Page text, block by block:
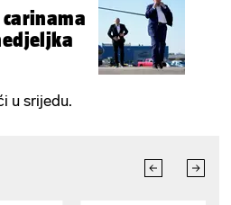
u srijedu.